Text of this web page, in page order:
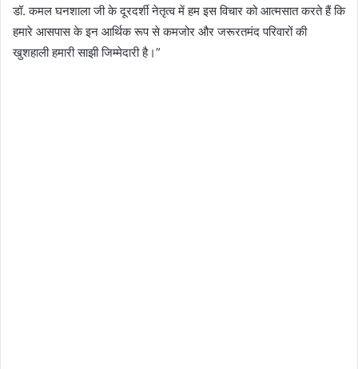
डॉ. कमल घनशाला जी के दूरदर्शी नेतृत्व में हम इस विचार को आत्मसात करते हैं कि
हमारे आसपास के इन आर्थिक रूप से कमजोर और जरूरतमंद परिवारों की
खुशहाली हमारी साझी जिम्मेदारी है।”